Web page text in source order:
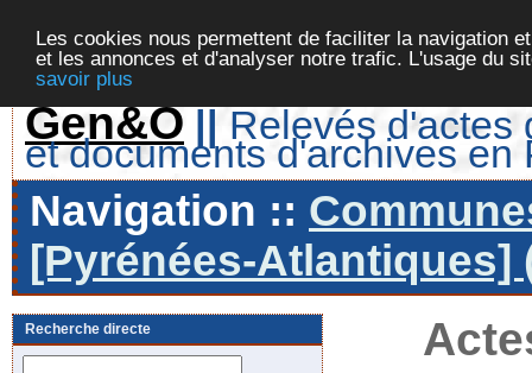
Les cookies nous permettent de faciliter la navigation
et les annonces et d'analyser notre trafic. L'usage du
savoir plus
Gen&O || Relevés d'actes
et documents d'archives en
Navigation ::
[Pyrénées-Atlantiques]
Recherche directe